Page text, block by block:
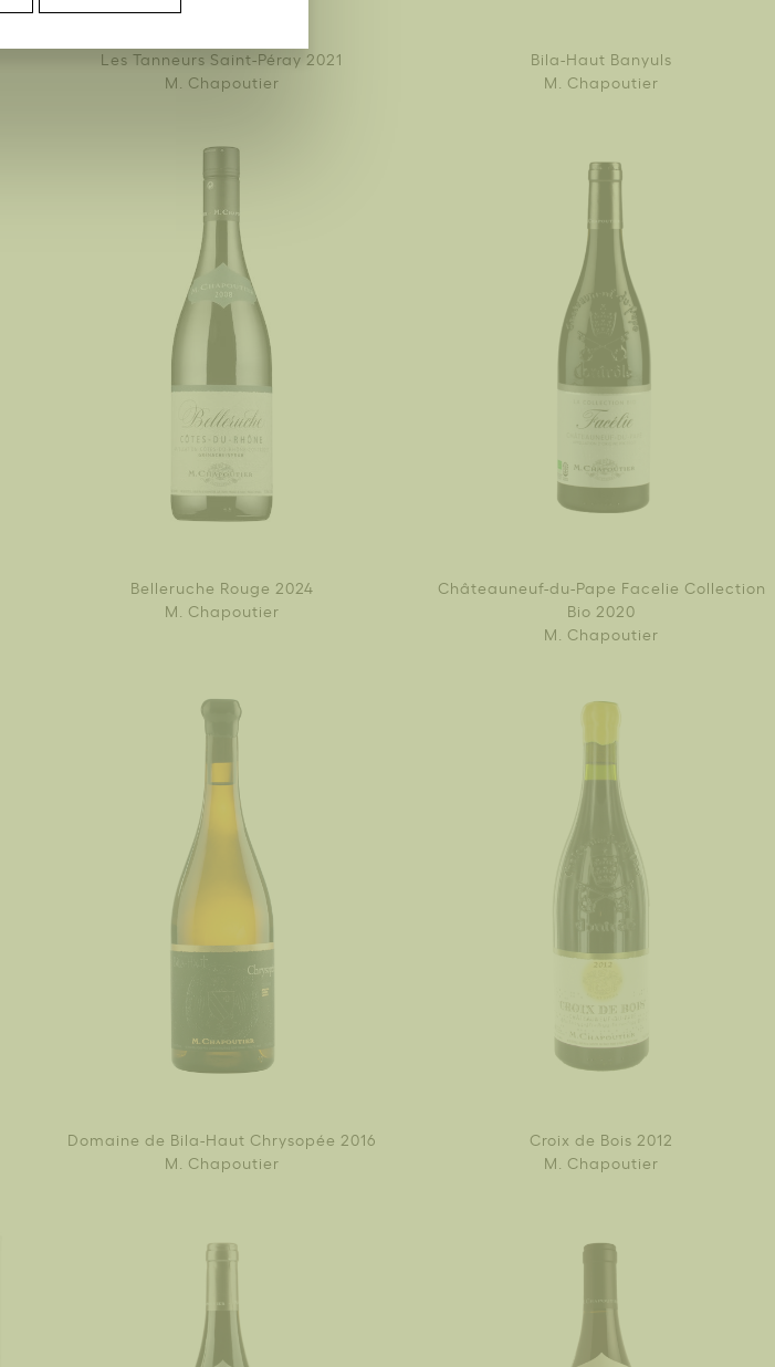
Les Tanneurs Saint-Péray 2021
M. Chapoutier
Bila-Haut Banyuls
M. Chapoutier
Belleruche Rouge 2024
M. Chapoutier
Châteauneuf-du-Pape Facelie Collection
Bio 2020
M. Chapoutier
Domaine de Bila-Haut Chrysopée 2016
M. Chapoutier
Croix de Bois 2012
M. Chapoutier